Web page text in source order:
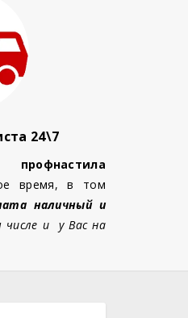
24\7
профнастила
время, в том
наличный и
и у Вас на